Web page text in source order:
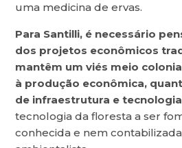
uma medicina de ervas.
Para Santilli, é necessário
dos projetos econômicos
mantêm um viés meio
à produção econômica,
de infraestrutura e
tecnologia da floresta a ser
conhecida e nem